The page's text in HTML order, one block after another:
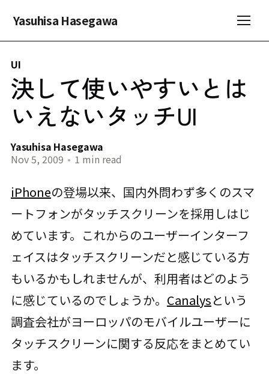
Yasuhisa Hasegawa
UI
決して使いやすいとは
いえないタッチUI
Yasuhisa Hasegawa
Nov 5, 2009 • 1 min read
iPhoneの登場以来、国内外問わず多くのスマ
ートフォンがタッチスクリーンを採用しはじ
めています。これからのユーザーインターフ
ェイスはタッチスクリーンだと感じている方
もいるかもしれませんが、利用者はどのよう
に感じているのでしょうか。 Canalysという
調査会社がヨーロッパのモバイルユーザーに
タッチスクリーンに関する反応をまとめてい
ます。